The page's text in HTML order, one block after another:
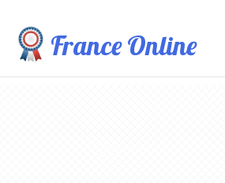
France Online